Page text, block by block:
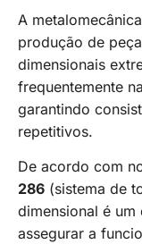
A
produção de
dimensionais
frequentemente
garantindo
repetitivos.
De acordo com
286 (sistema de
dimensional é
assegurar a